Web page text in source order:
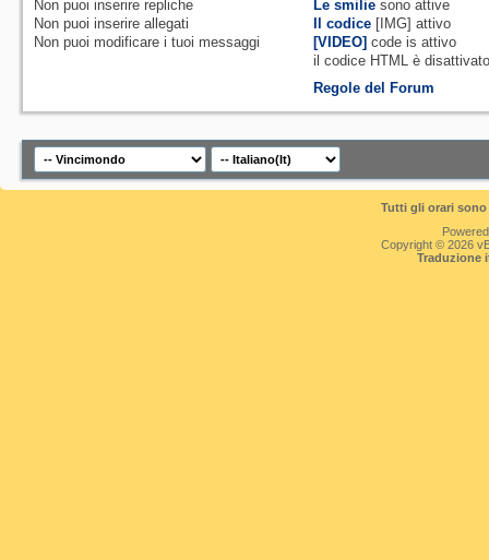
Non puoi inserire repliche
Non puoi inserire allegati
Non puoi modificare i tuoi messaggi
Le smilie sono attive
Il codice [IMG]attivo
[VIDEO] code isattivo
il codice HTML è
Regole del Forum
Tutti gli orari
Copyright © 2026
Traduzione